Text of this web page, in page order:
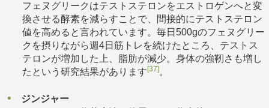
フェヌグリークはテストステロンをエストロゲンへと変
換させる酵素を減らすことで、間接的にテストステロン
値を高めると言われています。毎日500gのフェヌグリー
クを摂りながら週4日筋トレを続けたところ、テストス
テロンが増加した上、脂肪が減少。身体の強靭さも増し
たという研究結果があります[37] 。
ジンジャー